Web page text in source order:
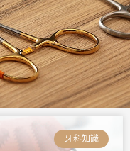
牙科知識